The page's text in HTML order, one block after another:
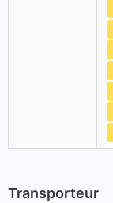
Transporteur